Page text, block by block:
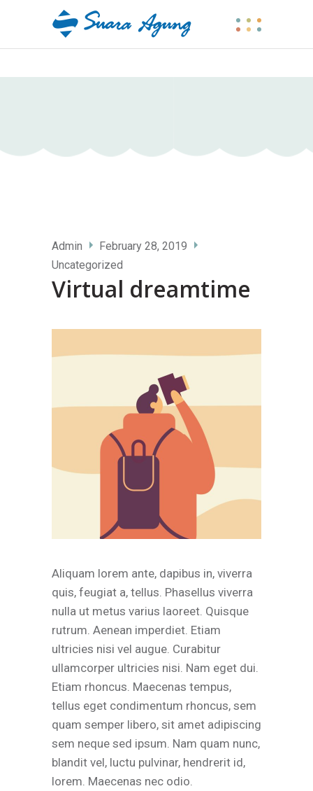
Admin
February 28, 2019
Uncategorized
Virtual dreamtime
Aliquam lorem ante, dapibus in, viverra
quis, feugiat a, tellus. Phasellus viverra
nulla ut metus varius laoreet. Quisque
rutrum. Aenean imperdiet. Etiam
ultricies nisi vel augue. Curabitur
ullamcorper ultricies nisi. Nam eget dui.
Etiam rhoncus. Maecenas tempus,
tellus eget condimentum rhoncus, sem
quam semper libero, sit amet adipiscing
sem neque sed ipsum. Nam quam nunc,
blandit vel, luctu pulvinar, hendrerit id,
lorem. Maecenas nec odio.